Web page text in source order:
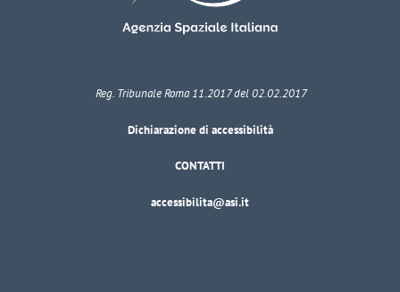
Reg. Tribunale Roma 11.2017 del 02.02.2017
Dichiarazione di accessibilità
CONTATTI
accessibilita@asi.it